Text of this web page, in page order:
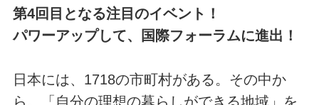
第4回目となる注目のイベント！
パワーアップして、国際フォーラムに進出！
日本には、1718の市町村がある。その中か
ら、「自分の理想の暮らしができる地域」を